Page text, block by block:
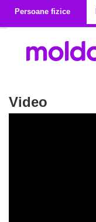
Persoane fizice
Video